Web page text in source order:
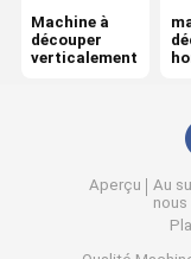
Machine à
découper
verticalement
Aperçu
Au
nous